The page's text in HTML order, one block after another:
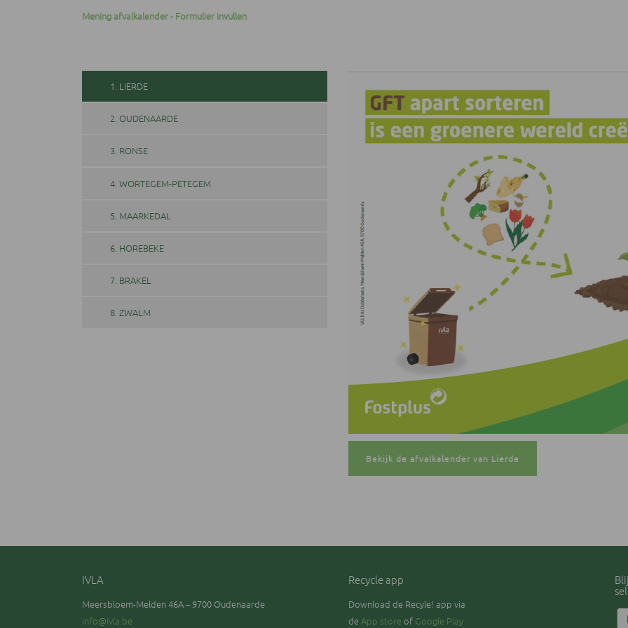
Mening afvalkalender - Formulier invullen
1. LIERDE
2. OUDENAARDE
3. RONSE
4. WORTEGEM-PETEGEM
5. MAARKEDAL
6. HOREBEKE
7. BRAKEL
8. ZWALM
Bekijk de afvalkalender van Lierde
IVLA
Meersbloem-Melden 46A – 9700 Oudenaarde
info@ivla.be
Recycle app
Download de Recyle! app via
deApp store of Google Play